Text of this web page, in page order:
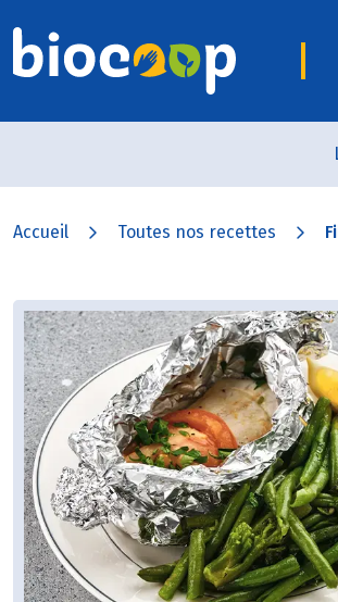
Accueil Toutes nos recettes